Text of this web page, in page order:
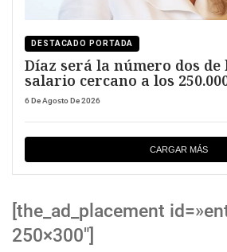
DESTACADO PORTADA
Díaz será la número dos de
salario cercano a los
6 De Agosto De 2026
CARGAR MÁS
[the_ad_placement
250×300″]